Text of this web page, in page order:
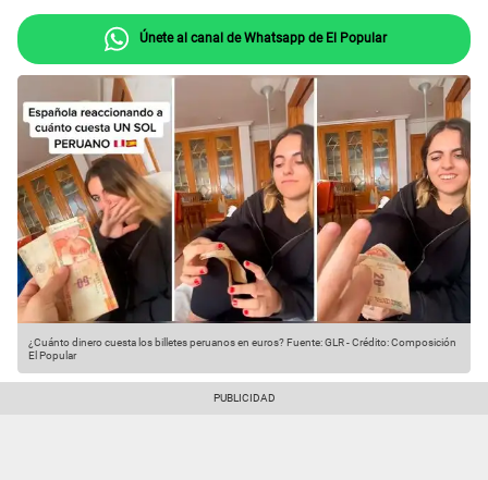
Únete al canal de Whatsapp de El Popular
¿Cuánto dinero cuesta los billetes peruanos en euros?Fuente: GLR-Crédito: Composición
El Popular